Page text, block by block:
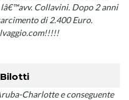
Collavini. Dopo 2 anni
di 2.400 Euro.
Charlotte e conseguente